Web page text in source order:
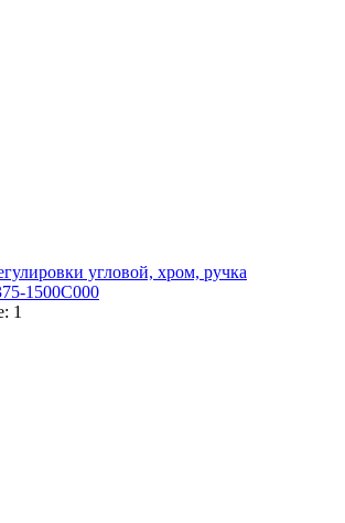
угловой, хром, ручка
1500C000
1